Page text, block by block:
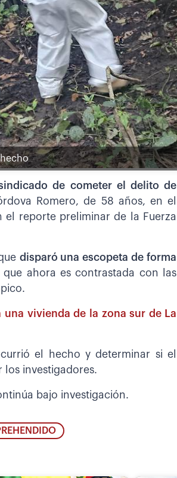
de cometer el delito de
Romero, de 58 años, en el
el reporte preliminar de la Fuerza
disparó una escopeta de forma
ahora es contrastada con las
vivienda de la zona sur de La
el hecho y determinar si el
investigadores.
bajo investigación.